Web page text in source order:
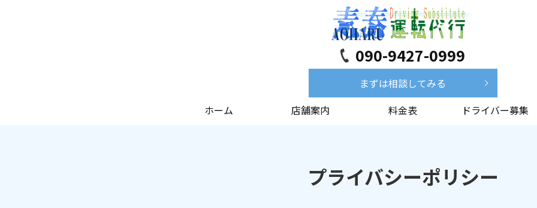
090-9427-0999
まずは相談してみる
ホーム
店舗案内 料金表 ドライバー募集
プライバシーポリシー